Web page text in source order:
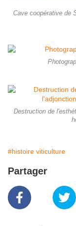
Cave coopérative de
Destruction de
#histoire viticulture
Partager